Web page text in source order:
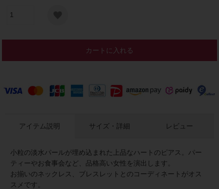
カートに入れる
アイテム説明
小粒の淡水パールが埋め込まれた上品なハートのピアス。パー
ティーやお食事会など、品格高い女性を演出します。
お揃いのネックレス、ブレスレットとのコーディネートがオス
スメです。
サイズ・詳細 レビュー